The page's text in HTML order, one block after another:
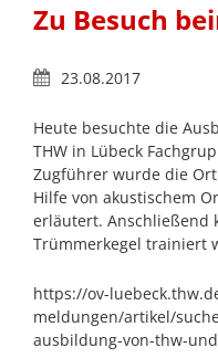
Zu Besuch
23.08.2017
Heute besuchte die
THW in Lübeck
Zugführer wurde die
Hilfe von akustischem
erläutert. Anschließend
Trümmerkegel trainiert
https://ov-
meldungen/artikel/
ausbildung-von-thw-